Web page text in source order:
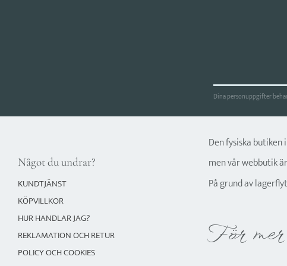
Dina personuppgifter
Något du undrar?
KUNDTJÄNST
KÖPVILLKOR
HUR HANDLAR JAG?
REKLAMATION OCH RETUR
POLICY OCH COOKIES
Den fysiska butiken
men vår webbutik
På grund av
För